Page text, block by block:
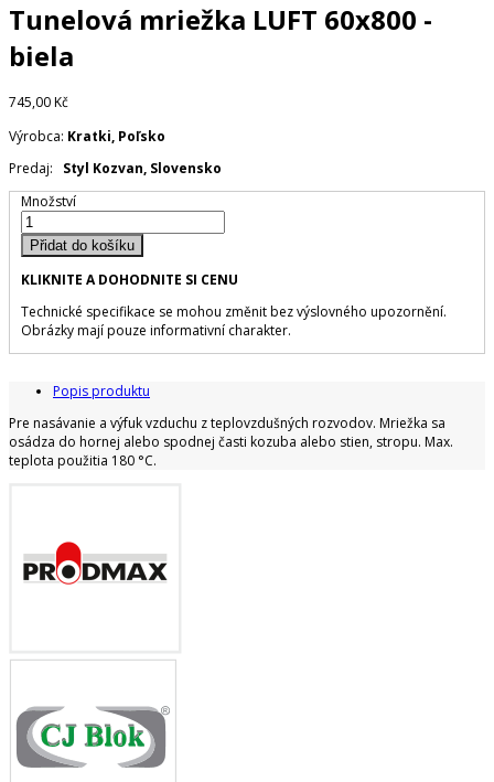
Tunelová mriežka LUFT 60x800 -
biela
745,00 Kč
Výrobca: Kratki, Poľsko
Predaj: Styl Kozvan, Slovensko
Množství
Přidat do košíku
KLIKNITE A DOHODNITE SI CENU
Technické specifikace se mohou změnit bez výslovného upozornění.
Obrázky mají pouze informativní charakter.
Popis produktu
Pre nasávanie a výfuk vzduchu z teplovzdušných rozvodov. Mriežka sa
osádza do hornej alebo spodnej časti kozuba alebo stien, stropu. Max.
teplota použitia 180 °C.